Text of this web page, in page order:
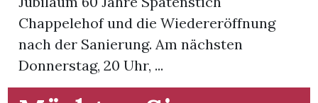
Chappelehof und die Wiedereröffnung
nach der Sanierung. Am nächsten
Donnerstag, 20 Uhr, ...